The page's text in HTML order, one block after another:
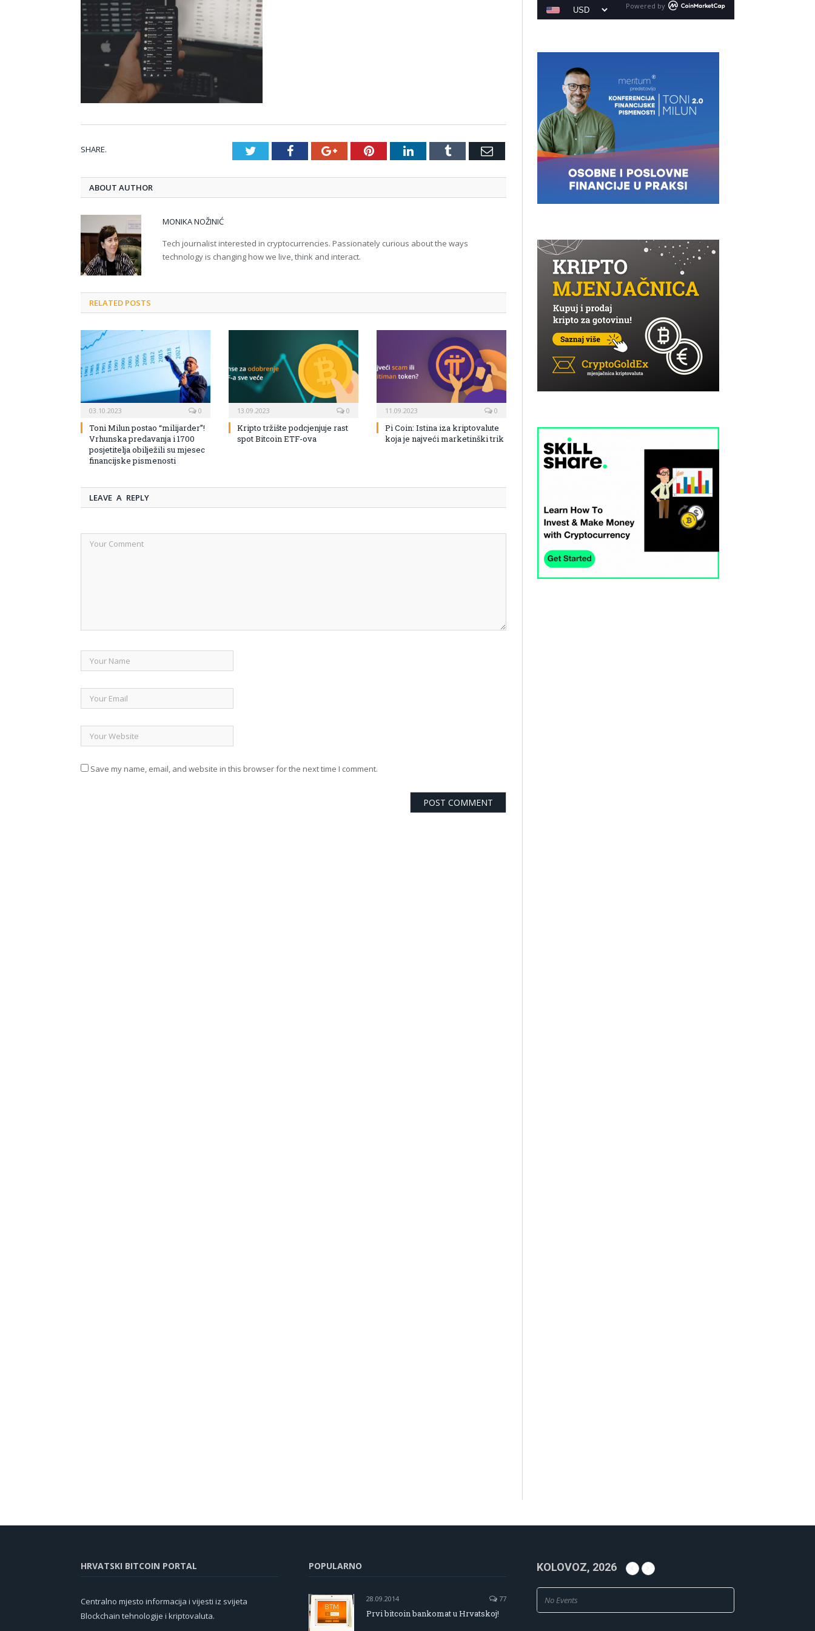
SHARE. TwitterFacebookGoogle+PinterestLinkedInTumblr Email
ABOUT AUTHOR
MONIKA NOŽINIĆ
Tech journalist interested in cryptocurrencies. Passionately curious about the ways
technology is changing how we live, think and interact.
RELATED POSTS
03.10.2023 0
Toni Milun postao “milijarder”!
Vrhunska predavanja i 1700
posjetitelja obilježili su mjesec
financijske pismenosti
13.09.2023 0
Kripto tržište podcjenjuje rast
spot Bitcoin ETF-ova
11.09.2023 0
Pi Coin: Istina iza kriptovalute
koja je najveći marketinški trik
LEAVE A REPLY
Save my name, email, and website in this browser for the next time I comment.
Powered by
HRVATSKI BITCOIN PORTAL
Centralno mjesto informacija i vijesti iz svijeta
Blockchain tehnologije i kriptovaluta.
POPULARNO
28.09.2014 77
Prvi bitcoin bankomat u Hrvatskoj!
KOLOVOZ, 2026
No Events